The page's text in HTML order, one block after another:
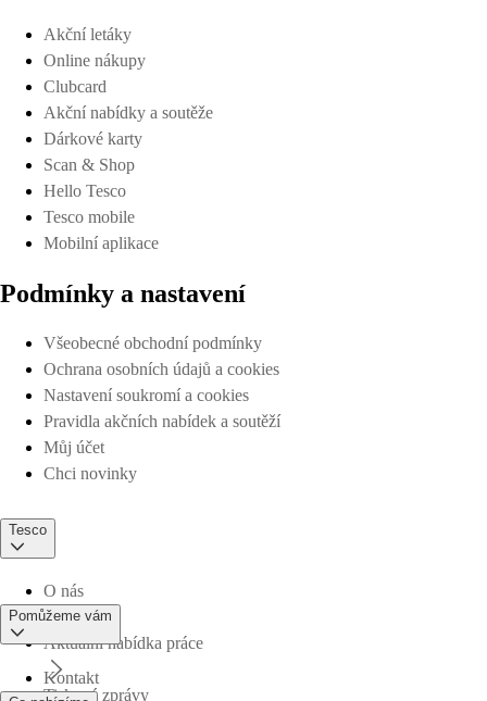
Akční letáky
Online nákupy
Clubcard
Akční nabídky a soutěže
Dárkové karty
Scan & Shop
Hello Tesco
Tesco mobile
Mobilní aplikace
Podmínky a nastavení
Všeobecné obchodní podmínky
Ochrana osobních údajů a cookies
Nastavení soukromí a cookies
Pravidla akčních nabídek a soutěží
Můj účet
Chci novinky
Tesco
O nás
Aktuální nabídka práce
Tiskové zprávy
Pomůžeme vám
Kontakt